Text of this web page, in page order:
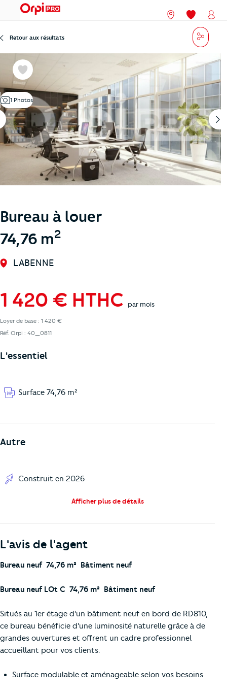
menu Nos agences
Mes
Retour aux résultats
Favoris
1 Photos
Bureau à louer
74,76 m2
LABENNE
1 420 € HTHC par mois
Loyer de base : 1 420 €
Réf. Orpi : 40_0811
L'essentiel
Surface 74,76 m²
Autre
Construit en 2026
Afficher plus de détails
L'avis de l'agent
Bureau neuf  74,76 m²  Bâtiment neuf
Bureau neuf LOt C  74,76 m²  Bâtiment neuf
Situés au 1er étage d'un bâtiment neuf en bord de RD810,
ce bureau bénéficie d'une luminosité naturelle grâce à de
grandes ouvertures et offrent un cadre professionnel
accueillant pour vos clients.
Surface modulable et aménageable selon vos besoins